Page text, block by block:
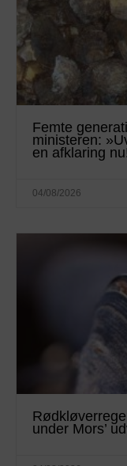
Femte
ministeren:
en afklaring
04/08/2026
under Mors’